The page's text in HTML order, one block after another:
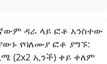
ዳራ ላይ ፎቶ አንስተው
የባለሙያ ፎቶ ያግኙ:
(2x2 ኢንች) ቀይ ቀለም